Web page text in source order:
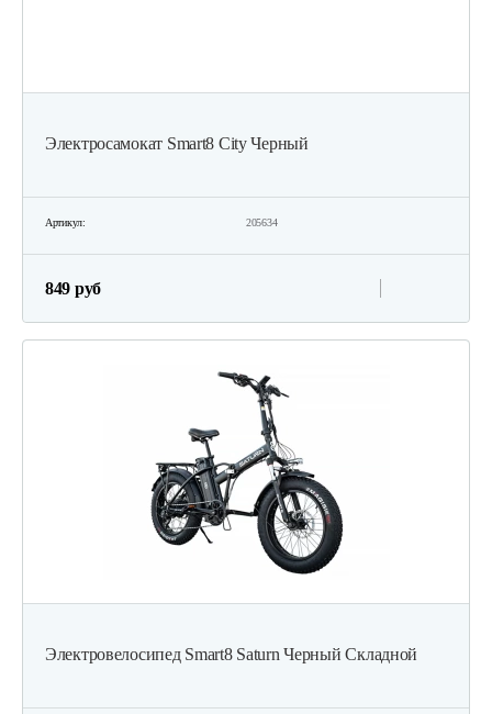
Электросамокат Smart8 City Черный
Артикул: 205634
849 руб
Электровелосипед Smart8 Saturn Черный Складной